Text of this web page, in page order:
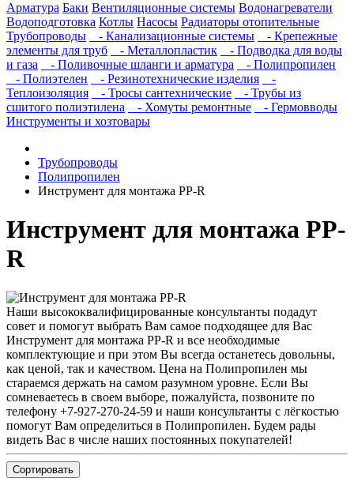
Арматура Баки Вентиляционные системы Водонагреватели
Водоподготовка Котлы Насосы Радиаторы отопительные
Трубопроводы
- Канализационные системы
- Крепежные
элементы для труб
- Металлопластик
- Подводка для воды
и газа
- Поливочные шланги и арматура
- Полипропилен
- Полиэтелен
- Резинотехнические изделия
-
Теплоизоляция
- Тросы сантехнические
- Трубы из
сшитого полиэтилена
- Хомуты ремонтные
- Гермовводы
Инструменты и хозтовары
Трубопроводы
Полипропилен
Инструмент для монтажа PP-R
Инструмент для монтажа PP-
R
Наши высококвалифицированные консультанты подадут
совет и помогут выбрать Вам самое подходящее для Вас
Инструмент для монтажа PP-R и все необходимые
комплектующие и при этом Вы всегда останетесь довольны,
как ценой, так и качеством. Цена на Полипропилен мы
стараемся держать на самом разумном уровне. Если Вы
сомневаетесь в своем выборе, пожалуйста, позвоните по
телефону +7-927-270-24-59 и наши консультанты с лёгкостью
помогут Вам определиться в Полипропилен. Будем рады
видеть Вас в числе наших постоянных покупателей!
Сортировать